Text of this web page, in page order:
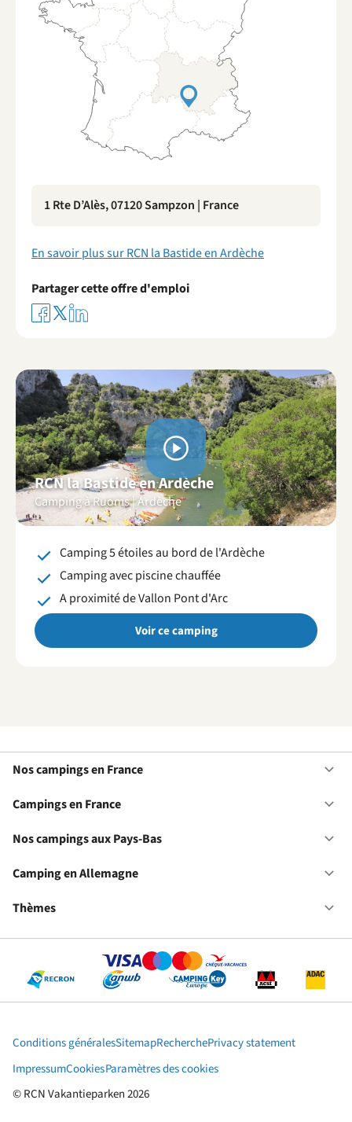
1 Rte D’Alès, 07120 Sampzon | France
En savoir plus sur RCN la Bastide en Ardèche
Partager cette offre d'emploi
RCN la Bastide en Ardèche
Camping à Ruoms | Ardèche
Voir
vidéos
Camping 5 étoiles au bord de l'Ardèche
Camping avec piscine chauffée
A proximité de Vallon Pont d'Arc
Voir ce camping
Nos campings en France
Campings en France
Nos campings aux Pays-Bas
Camping en Allemagne
Thèmes
© RCN Vakantieparken 2026
Conditions généralesSitemapRecherchePrivacy statement
ImpressumCookiesParamètres des cookies